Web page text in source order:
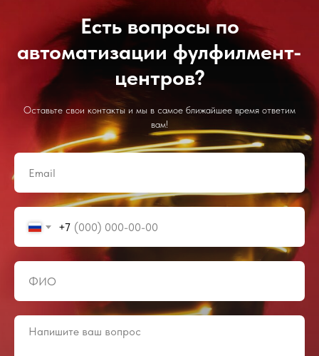
Есть вопросы по
автоматизации фулфилмент-
центров?
Оставьте свои контакты и мы в самое ближайшее время ответим
вам!
+7